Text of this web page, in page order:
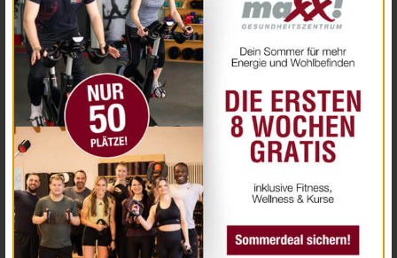
Nachricht
Wir melden uns bei Dir!